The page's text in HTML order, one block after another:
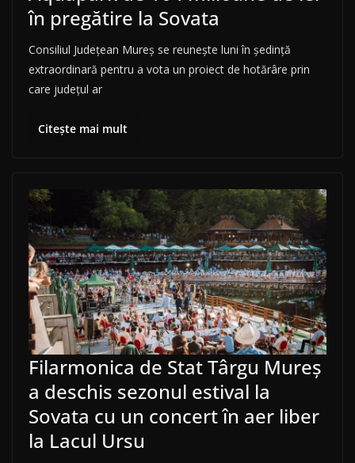
în pregătire la Sovata
Consiliul Județean Mureș se reunește luni în ședință
extraordinară pentru a vota un proiect de hotărâre prin
care județul ar
Citește mai mult
Filarmonica de Stat Târgu Mureș
a deschis sezonul estival la
Sovata cu un concert în aer liber
la Lacul Ursu